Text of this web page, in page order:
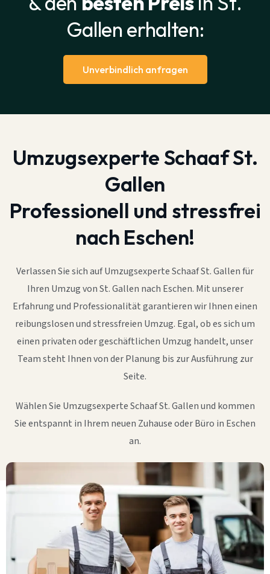
Gallen erhalten:
Unverbindlich anfragen
Umzugsexperte Schaaf St.
Gallen
Professionell und stressfrei
nach Eschen!
Verlassen Sie sich auf Umzugsexperte Schaaf St. Gallen für
Ihren Umzug von St. Gallen nach Eschen. Mit unserer
Erfahrung und Professionalität garantieren wir Ihnen einen
reibungslosen und stressfreien Umzug. Egal, ob es sich um
einen privaten oder geschäftlichen Umzug handelt, unser
Team steht Ihnen von der Planung bis zur Ausführung zur
Seite.
Wählen Sie Umzugsexperte Schaaf St. Gallen und kommen
Sie entspannt in Ihrem neuen Zuhause oder Büro in Eschen
an.